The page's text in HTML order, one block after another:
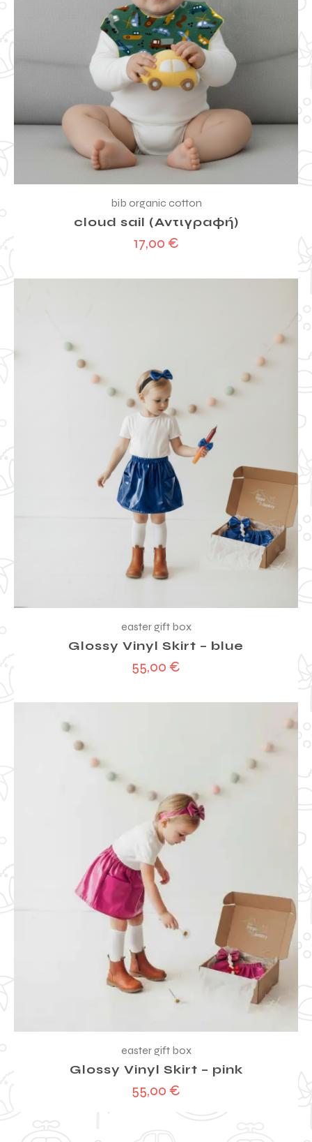
bib organic cotton
cloud sail (Αντιγραφή)
17,00 €
easter gift box
Glossy Vinyl Skirt – blue
55,00 €
easter gift box
Glossy Vinyl Skirt – pink
55,00 €